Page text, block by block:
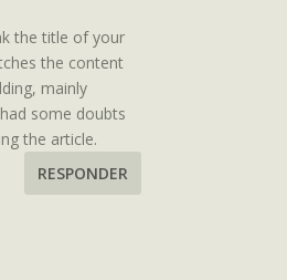
the title of your
the content
mainly
some doubts
the article.
RESPONDER